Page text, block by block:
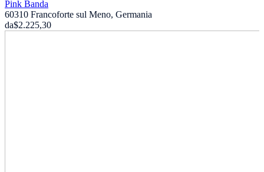
Pink Banda
60310 Francoforte sul Meno, Germania
da$2.225,30